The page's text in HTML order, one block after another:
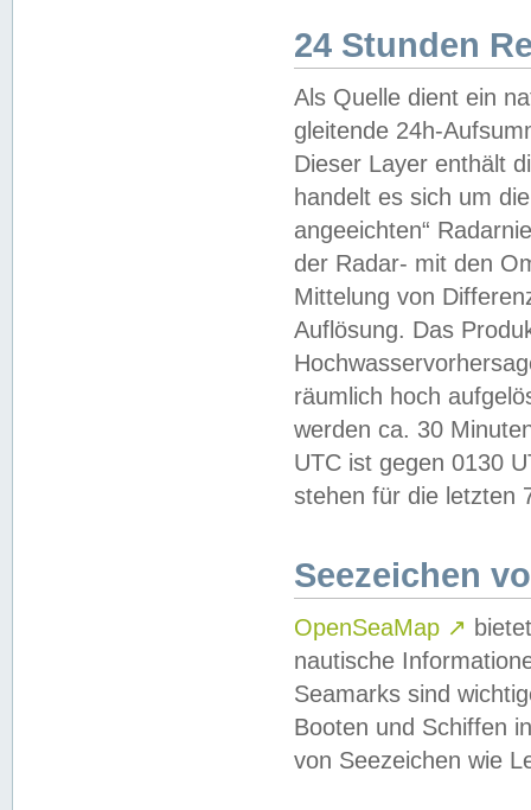
24 Stunden
Als Quelle dient ein
gleitende 24h-
Dieser Layer enthält
handelt es sich um
angeeichten“
der Radar- mit den
Mittelung von
Auflösung. Das
räumlich hoch
werden ca. 30
UTC ist gegen 0130
stehen für die letzten
Seezeichen
OpenSeaMap ↗
nautische
Seamarks sind
Booten und Schiffen
von Seezeichen wie